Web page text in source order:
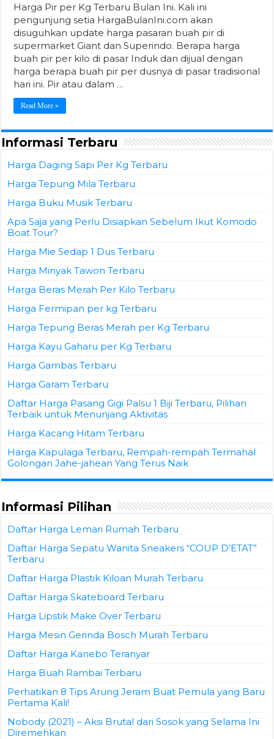
Harga Pir per Kg Terbaru Bulan Ini. Kali ini
pengunjung setia HargaBulanIni.com akan
disuguhkan update harga pasaran buah pir di
supermarket Giant dan Superindo. Berapa harga
buah pir per kilo di pasar Induk dan dijual dengan
harga berapa buah pir per dusnya di pasar tradisional
hari ini. Pir atau dalam …
Read More »
Informasi Terbaru
Harga Daging Sapi Per Kg Terbaru
Harga Tepung Mila Terbaru
Harga Buku Musik Terbaru
Apa Saja yang Perlu Disiapkan Sebelum Ikut Komodo
Boat Tour?
Harga Mie Sedap 1 Dus Terbaru
Harga Minyak Tawon Terbaru
Harga Beras Merah Per Kilo Terbaru
Harga Fermipan per kg Terbaru
Harga Tepung Beras Merah per Kg Terbaru
Harga Kayu Gaharu per Kg Terbaru
Harga Gambas Terbaru
Harga Garam Terbaru
Daftar Harga Pasang Gigi Palsu 1 Biji Terbaru, Pilihan
Terbaik untuk Menunjang Aktivitas
Harga Kacang Hitam Terbaru
Harga Kapulaga Terbaru, Rempah-rempah Termahal
Golongan Jahe-jahean Yang Terus Naik
Informasi Pilihan
Daftar Harga Lemari Rumah Terbaru
Daftar Harga Sepatu Wanita Sneakers “COUP D’ETAT”
Terbaru
Daftar Harga Plastik Kiloan Murah Terbaru
Daftar Harga Skateboard Terbaru
Harga Lipstik Make Over Terbaru
Harga Mesin Gerinda Bosch Murah Terbaru
Daftar Harga Kanebo Teranyar
Harga Buah Rambai Terbaru
Perhatikan 8 Tips Arung Jeram Buat Pemula yang Baru
Pertama Kali!
Nobody (2021) – Aksi Brutal dari Sosok yang Selama Ini
Diremehkan